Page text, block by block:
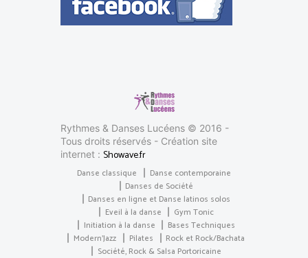
Rythmes & Danses Lucéens © 2016 -
Tous droits réservés - Création site
internet : Showave.fr
Danse classique
Danse contemporaine
Danses de Société
Danses en ligne et Danse latinos solos
Eveil à la danse
Gym Tonic
Initiation à la danse
Bases Techniques
Modern’Jazz
Pilates
Rock et Rock/Bachata
Société, Rock & Salsa Portoricaine